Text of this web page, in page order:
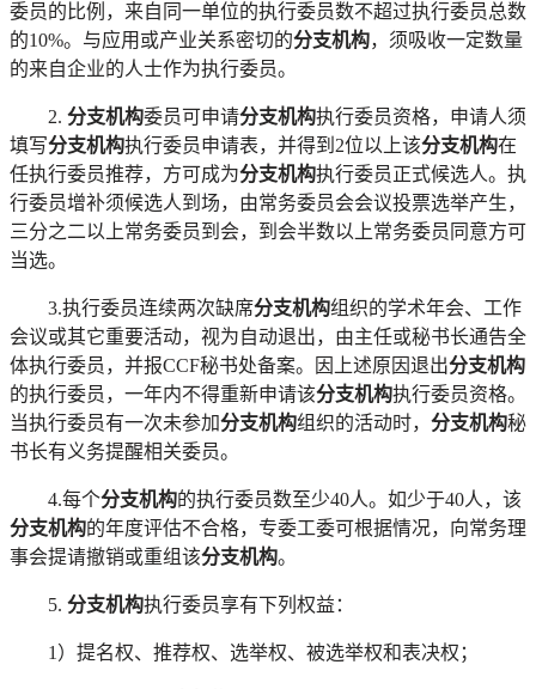
委员的比例，来自同一单位的执行委员数不超过执行委员总数
的10%。与应用或产业关系密切的分支机构，须吸收一定数量
的来自企业的人士作为执行委员。
2. 分支机构委员可申请分支机构执行委员资格，申请人须
填写分支机构执行委员申请表，并得到 2位以上该分支机构在
任执行委员推荐，方可成为分支机构执行委员正式候选人。执
行委员增补须候选人到场，由常务委员会会议投票选举产生，
三分之二以上常务委员到会，到会半数以上常务委员同意方可
当选。
3.执行委员连续两次缺席分支机构组织的学术年会、工作
会议或其它重要活动，视为自动退出，由主任或秘书长通告全
体执行委员，并报CCF秘书处备案。因上述原因退出分支机构
的执行委员，一年内不得重新申请该分支机构执行委员资格。
当执行委员有一次未参加分支机构组织的活动时， 分支机构秘
书长有义务提醒相关委员。
4.每个分支机构的执行委员数至少40人。如少于40人，该
分支机构的年度评估不合格，专委工委可根据情况，向常务理
事会提请撤销或重组该分支机构。
5. 分支机构执行委员享有下列权益：
1）提名权、推荐权、选举权、被选举权和表决权；